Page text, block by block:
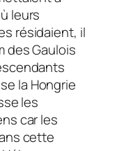
leurs
résidaient, il
des Gaulois
la Hongrie
les
car les
cette